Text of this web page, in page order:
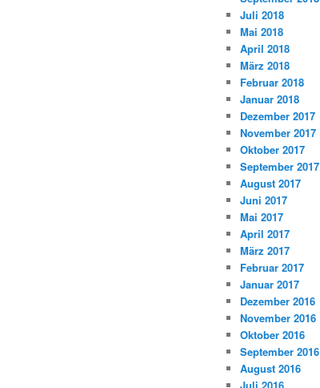
Juli 2018
Mai 2018
April 2018
März 2018
Februar 2018
Januar 2018
Dezember 2017
November 2017
Oktober 2017
September 2017
August 2017
Juni 2017
Mai 2017
April 2017
März 2017
Februar 2017
Januar 2017
Dezember 2016
November 2016
Oktober 2016
September 2016
August 2016
Juli 2016